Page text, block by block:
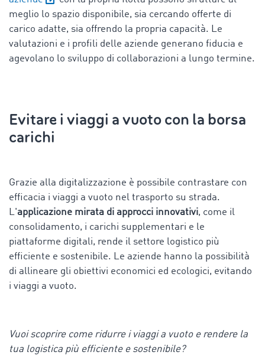
meglio lo spazio disponibile, sia cercando offerte di
carico adatte, sia offrendo la propria capacità. Le
valutazioni e i profili delle aziende generano fiducia e
agevolano lo sviluppo di collaborazioni a lungo termine.
Evitare i viaggi a vuoto con la borsa
carichi
Grazie alla digitalizzazione è possibile contrastare con
efficacia i viaggi a vuoto nel trasporto su strada.
L'applicazione mirata di approcci innovativi, come il
consolidamento, i carichi supplementari e le
piattaforme digitali, rende il settore logistico più
efficiente e sostenibile. Le aziende hanno la possibilità
di allineare gli obiettivi economici ed ecologici, evitando
i viaggi a vuoto.
Vuoi scoprire come ridurre i viaggi a vuoto e rendere la
tua logistica più efficiente e sostenibile?